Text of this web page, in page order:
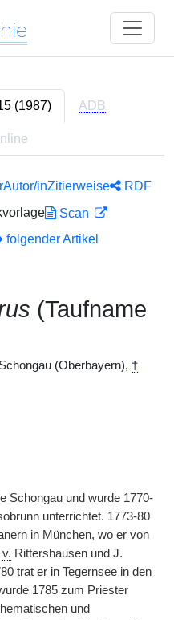
(1987) ADB
Autor/inZitierweise
RDF
Scan
folgender Artikel
(Taufname
(Oberbayern), †
Schongau und wurde 1770-
unterrichtet. 1773-80
in München, wo er von
v. Rittershausen und J.
trat er in Tegernsee in den
1785 zum Priester
und